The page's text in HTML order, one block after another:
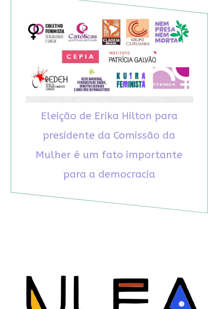
Eleição de Erika Hilton para
presidente da Comissão da
Mulher é um fato importante
para a democracia